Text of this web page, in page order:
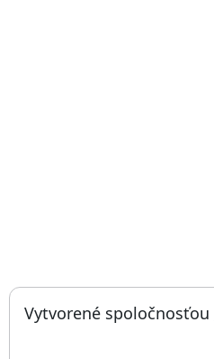
Vytvorené spoločnosťou